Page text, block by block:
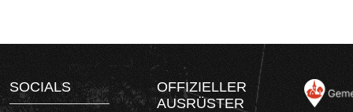
SOCIALS
OFFIZIELLER
AUSRÜSTER